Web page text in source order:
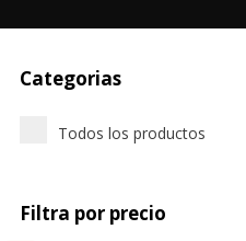
Categorias
Todos los productos
Filtra por precio